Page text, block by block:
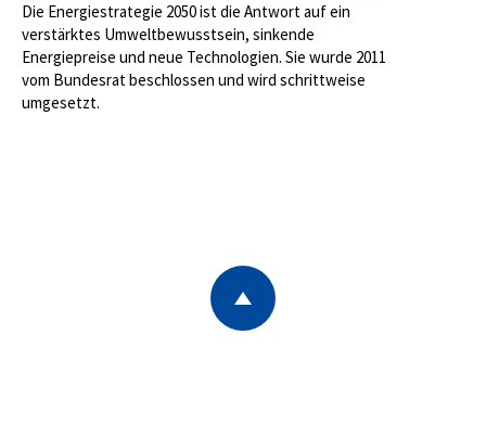
Die Energiestrategie 2050 ist die Antwort auf ein
verstärktes Umweltbewusstsein, sinkende
Energiepreise und neue Technologien. Sie wurde 2011
vom Bundesrat beschlossen und wird schrittweise
umgesetzt.